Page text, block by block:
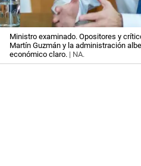
Ministro examinado. Opositores y
Martín Guzmán y la administración
económico claro. | NA.